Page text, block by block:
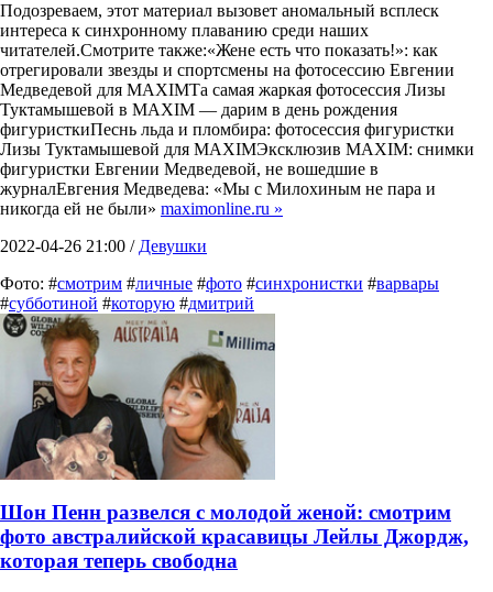
Подозреваем, этот материал вызовет аномальный всплеск
интереса к синхронному плаванию среди наших
читателей.Смотрите также:«Жене есть что показать!»: как
отрегировали звезды и спортсмены на фотосессию Евгении
Медведевой для MAXIMТа самая жаркая фотосессия Лизы
Туктамышевой в MAXIM — дарим в день рождения
фигуристкиПеснь льда и пломбира: фотосессия фигуристки
Лизы Туктамышевой для MAXIMЭксклюзив MAXIM: снимки
фигуристки Евгении Медведевой, не вошедшие в
журналЕвгения Медведева: «Мы с Милохиным не пара и
никогда ей не были» maximonline.ru »
2022-04-26 21:00 / Девушки
Фото: #смотрим #личные #фото #синхронистки #варвары
#субботиной #которую #дмитрий
Шон Пенн развелся с молодой женой: смотрим
фото австралийской красавицы Лейлы Джордж,
которая теперь свободна